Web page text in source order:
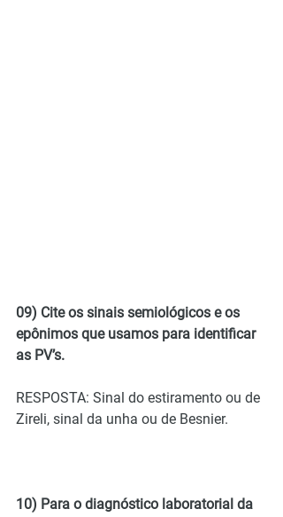
09) Cite os sinais semiológicos e os
epônimos que usamos para identificar
as PV’s.
RESPOSTA: Sinal do estiramento ou de
Zireli, sinal da unha ou de Besnier.
10) Para o diagnóstico laboratorial da